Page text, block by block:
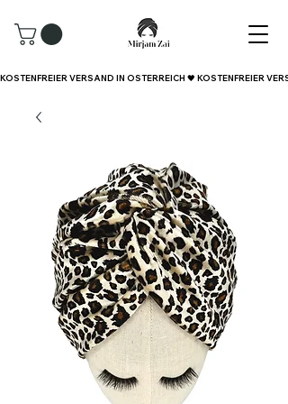
KOSTENFREIER VERSAND IN ÖSTERREICH 🖤